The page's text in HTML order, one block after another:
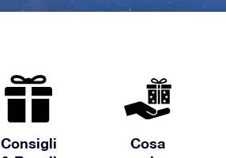
Consigli
Cosa